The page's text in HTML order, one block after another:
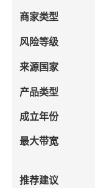
商家类型
风险等级
来源国家
产品类型
成立年份
最大带宽
推荐建议